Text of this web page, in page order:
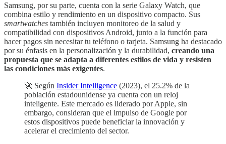
Samsung, por su parte, cuenta con la serie Galaxy Watch, que
combina estilo y rendimiento en un dispositivo compacto. Sus
smartwatches también incluyen monitoreo de la salud y
compatibilidad con dispositivos Android, junto a la función para
hacer pagos sin necesitar tu teléfono o tarjeta. Samsung ha destacado
por su énfasis en la personalización y la durabilidad, creando una
propuesta que se adapta a diferentes estilos de vida y resisten
las condiciones más exigentes.
🚀 Según Insider Intelligence (2023), el 25.2% de la
población estadounidense ya cuenta con un reloj
inteligente. Este mercado es liderado por Apple, sin
embargo, consideran que el impulso de Google por
estos dispositivos puede beneficiar la innovación y
acelerar el crecimiento del sector.